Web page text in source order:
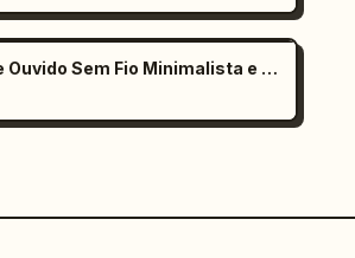
Anúncio de Fone de Ouvido Sem Fio Minimalista e Elegante